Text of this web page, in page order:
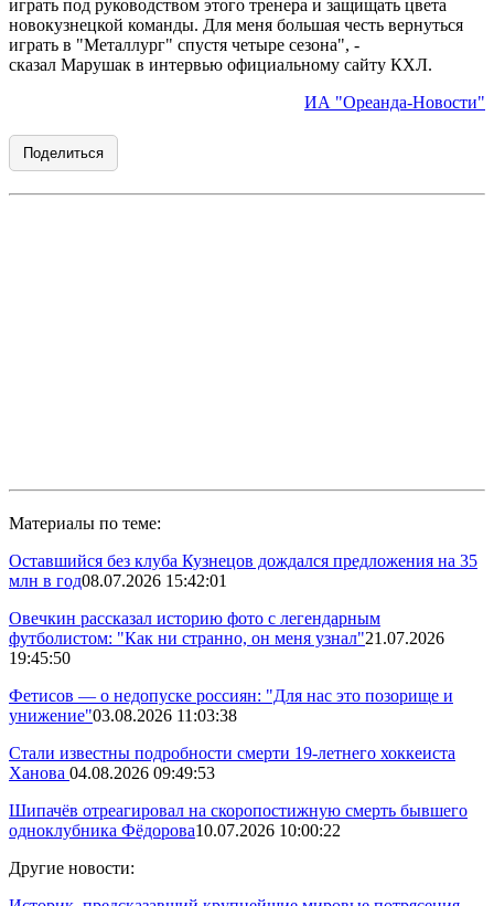
играть под руководством этого тренера и защищать цвета
новокузнецкой команды. Для меня большая честь вернуться
играть в "Металлург" спустя четыре сезона", -
сказал Марушак в интервью официальному сайту КХЛ.
ИА "Ореанда-Новости"
Поделиться
Материалы по теме:
Оставшийся без клуба Кузнецов дождался предложения на 35
млн в год08.07.2026 15:42:01
Овечкин рассказал историю фото с легендарным
футболистом: "Как ни странно, он меня узнал"21.07.2026
19:45:50
Фетисов — о недопуске россиян: "Для нас это позорище и
унижение"03.08.2026 11:03:38
Стали известны подробности смерти 19-летнего хоккеиста
Ханова 04.08.2026 09:49:53
Шипачёв отреагировал на скоропостижную смерть бывшего
одноклубника Фёдорова10.07.2026 10:00:22
Другие новости: